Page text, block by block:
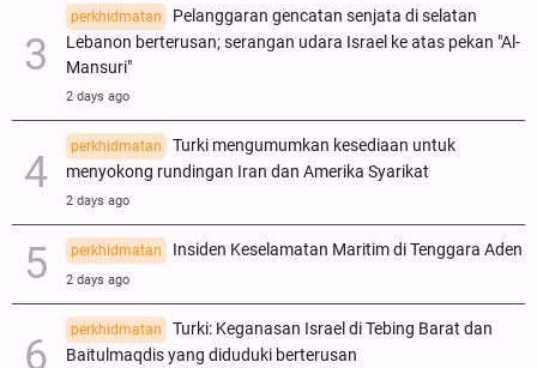
perkhidmatan
Pelanggaran gencatan senjata di selatan
Lebanon berterusan; serangan udara Israel ke atas pekan "Al-
Mansuri"
2 days ago
perkhidmatan
Turki mengumumkan kesediaan untuk
menyokong rundingan Iran dan Amerika Syarikat
2 days ago
perkhidmatan Insiden Keselamatan Maritim di Tenggara Aden
2 days ago
perkhidmatan
Turki: Keganasan Israel di Tebing Barat dan
Baitulmaqdis yang diduduki berterusan